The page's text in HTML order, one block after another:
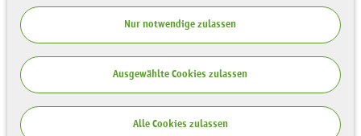
Nur notwendige zulassen
Ausgewählte Cookies zulassen
Alle Cookies zulassen
Fortbildung & Praxis am 28.06.2019 in
Stadt Wehlen